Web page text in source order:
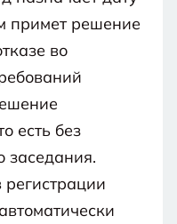
примет решение
во
есть без
заседания.